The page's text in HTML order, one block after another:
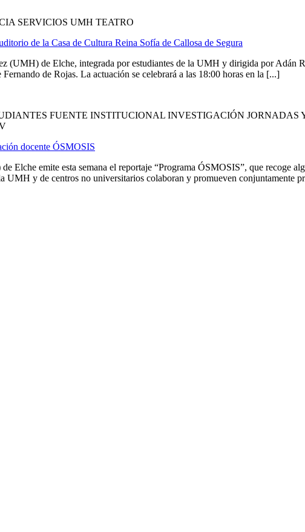
SERVICIOS UMH TEATRO
de la Casa de Cultura Reina Sofía de Callosa de Segura
(UMH) de Elche, integrada por estudiantes de la UMH y dirigida por Adán
de Rojas. La actuación se celebrará a las 18:00 horas en la [...]
FUENTE INSTITUCIONAL INVESTIGACIÓN
docente ÓSMOSIS
emite esta semana el reportaje “Programa ÓSMOSIS”, que recoge
UMH y de centros no universitarios colaboran y promueven conjuntamente